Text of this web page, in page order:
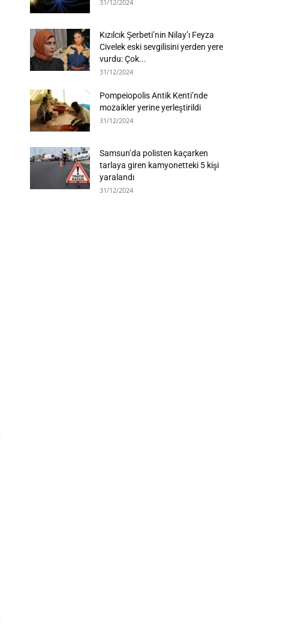
31/12/2024
Kızılcık Şerbeti’nin Nilay’ı Feyza
Civelek eski sevgilisini yerden yere
vurdu: Çok...
31/12/2024
Pompeiopolis Antik Kenti’nde
mozaikler yerine yerleştirildi
31/12/2024
Samsun’da polisten kaçarken
tarlaya giren kamyonetteki 5 kişi
yaralandı
31/12/2024